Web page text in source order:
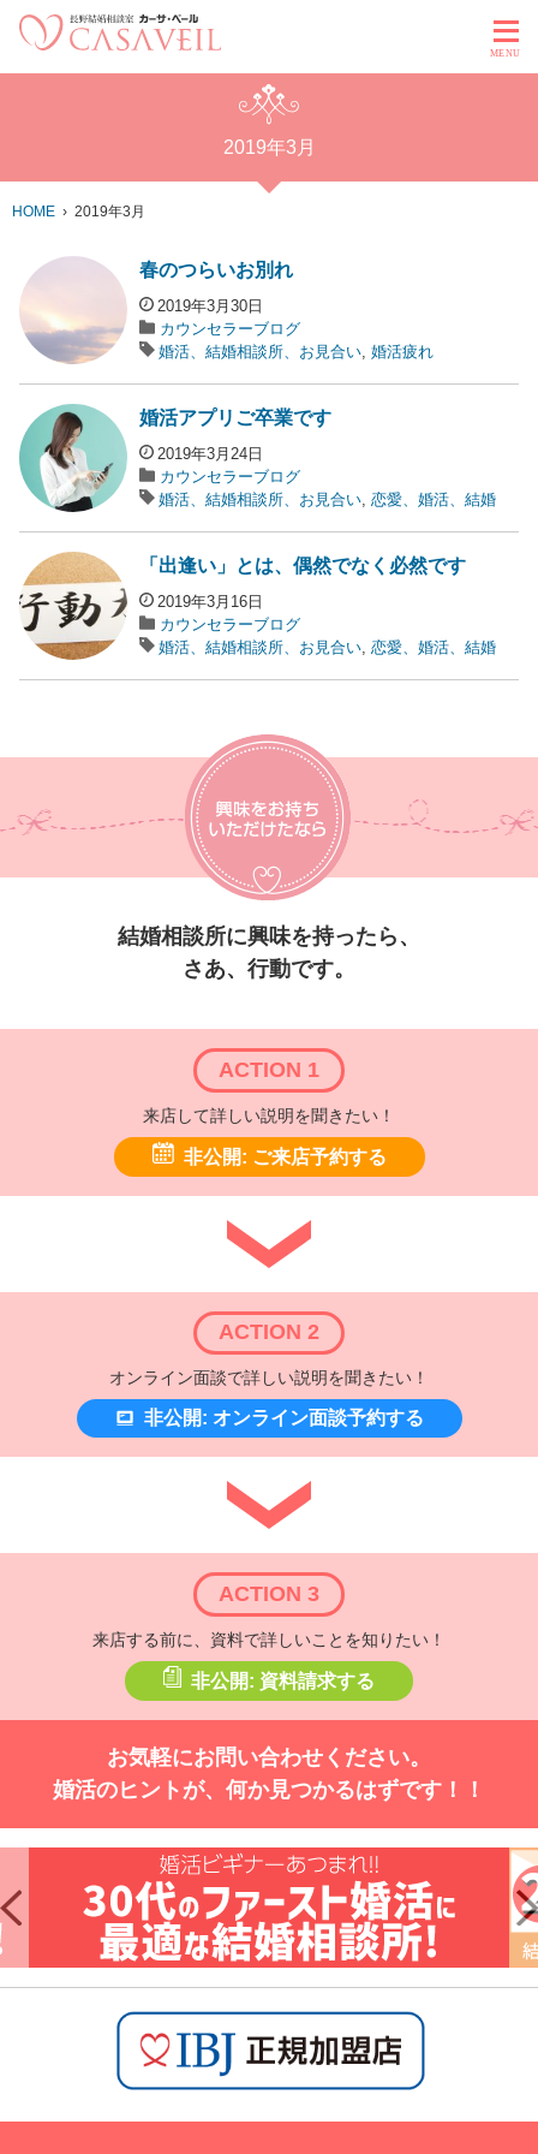
MENU
2019年3月
HOME 2019年3月
春のつらいお別れ
2019年3月30日
カウンセラーブログ
婚活、結婚相談所、お見合い,婚活疲れ
婚活アプリご卒業です
2019年3月24日
カウンセラーブログ
婚活、結婚相談所、お見合い,恋愛、婚活、結婚
「出逢い」とは、偶然でなく必然です
2019年3月16日
カウンセラーブログ
婚活、結婚相談所、お見合い,恋愛、婚活、結婚
結婚相談所に興味を持ったら、
さあ、行動です。
ACTION 1
来店して詳しい説明を聞きたい！
非公開: ご来店予約する
ACTION 2
オンライン面談で詳しい説明を聞きたい！
非公開: オンライン面談予約する
ACTION 3
来店する前に、資料で詳しいことを知りたい！
非公開: 資料請求する
お気軽にお問い合わせください。
婚活のヒントが、何か見つかるはずです！！